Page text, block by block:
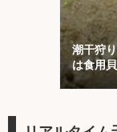
潮干狩
は食用